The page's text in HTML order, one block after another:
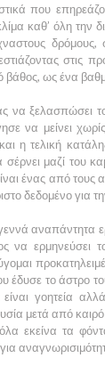
που
καθ’ όλη την
δρόμους,
στις
βάθος, ως ένα
να ξελασπώσει
να μείνει
η τελική
σέρνει μαζί του
ένας από τους
δεδομένο για
αναπάντητα
να ερμηνεύσει
το άστρο
γοητεία
μετά από
εκείνα τα